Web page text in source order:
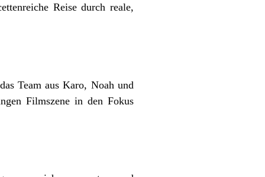
Reise durch reale,
Team aus Karo, Noah und
Filmszene in den Fokus